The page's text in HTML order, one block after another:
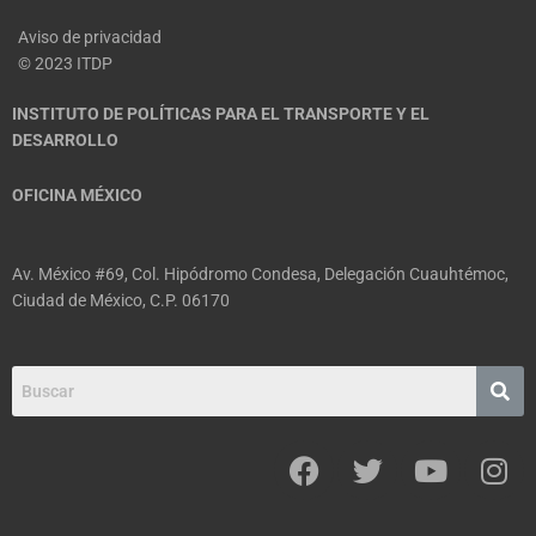
Aviso de privacidad
© 2023 ITDP
INSTITUTO DE POLÍTICAS PARA EL TRANSPORTE Y EL
DESARROLLO
OFICINA MÉXICO
Av. México #69, Col. Hipódromo Condesa, Delegación Cuauhtémoc,
Ciudad de México, C.P. 06170
F
a
T
w
Y
o
I
n